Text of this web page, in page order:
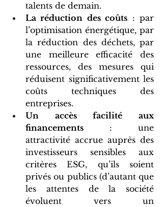
talents de demain.
La réduction des coûts : par
l’optimisation énergétique, par
la réduction des déchets, par
une meilleure efficacité des
ressources, des mesures qui
réduisent significativement les
coûts techniques des
entreprises.
Un accès facilité aux
financements : une
attractivité accrue auprès des
investisseurs sensibles aux
critères ESG, qu’ils soient
privés ou publics (d’autant que
les attentes de la société
évoluent vers un